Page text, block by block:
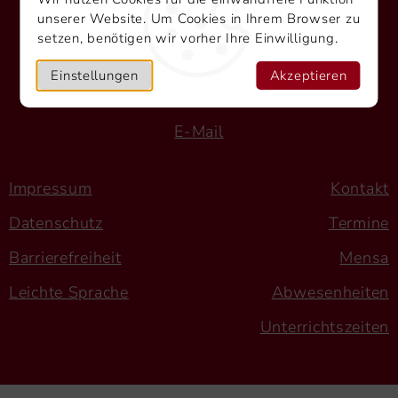
unserer Website. Um Cookies in Ihrem Browser zu
setzen, benötigen wir vorher Ihre Einwilligung.
Einstellungen Akzeptieren
Heidelberger Straße 39
74821 Mosbach
Tel.: 06261 9724-0
Fax: 06261 9724-40
E-Mail
Impressum
Datenschutz
Barrierefreiheit
Leichte Sprache
Kontakt
Termine
Mensa
Abwesenheiten
Unterrichtszeiten